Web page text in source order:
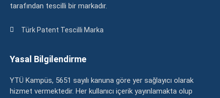
tarafından tescilli bir markadır.
Türk Patent Tescilli Marka
Yasal Bilgilendirme
YTÜ Kampüs, 5651 sayılı kanuna göre yer sağlayıcı olarak
hizmet vermektedir. Her kullanıcı içerik yayınlamakta olup